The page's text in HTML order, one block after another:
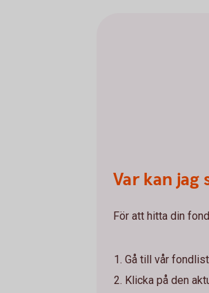
Var kan jag
För att hitta din
Gå till vår
Klicka på den